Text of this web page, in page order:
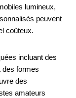
lumineux,
peuvent
coûteux.
incluant des
des formes
des
amateurs